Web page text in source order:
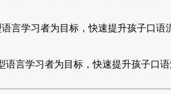
言学习者为目标，快速提升孩子口语
言学习者为目标，快速提升孩子口语